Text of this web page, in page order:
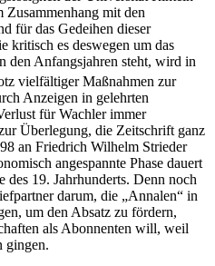
mit den
für das Gedeihen dieser
kritisch es deswegen um das
den Anfangsjahren steht, wird in
vielfältiger Maßnahmen zur
Anzeigen in gelehrten
für Wachler immer
Überlegung, die Zeitschrift ganz
an Friedrich Wilhelm Strieder
angespannte Phase dauert
des 19. Jahrhunderts. Denn noch
darum, die „Annalen“ in
um den Absatz zu fördern,
als Abonnenten will, weil
gingen.